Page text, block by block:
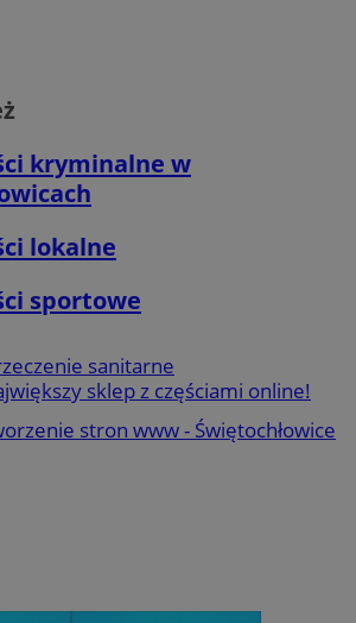
kryminalne w
lokalne
sportowe
sanitarne
sklep z częściami online!
stron www - Świętochłowice